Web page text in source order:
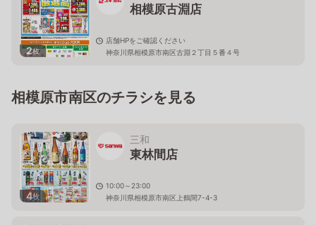
2枚
相模原古淵店
店舗HPをご確認ください
神奈川県相模原市南区古淵２丁目５番４号
相模原市南区のチラシを見る
4枚
三和
東林間店
10:00～23:00
神奈川県相模原市南区上鶴間7-4-3